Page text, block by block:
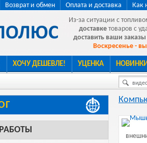
Возврат и обмен Оплата и доставка Как
Из-за ситуации с
доставке товаров с
доставить ваши
Воскресенье -
ХОЧУ ДЕШЕВЛЕ! УЦЕНКА